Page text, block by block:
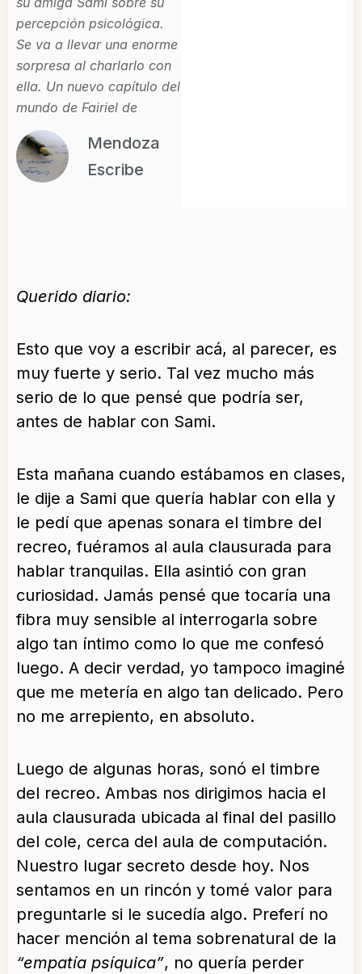
percepción psicológica.
Se va a llevar una enorme
sorpresa al charlarlo con
ella. Un nuevo capítulo del
mundo de Fairiel de
Mendoza
Escribe
Querido diario:
Esto que voy a escribir acá, al parecer, es
muy fuerte y serio. Tal vez mucho más
serio de lo que pensé que podría ser,
antes de hablar con Sami.
Esta mañana cuando estábamos en clases,
le dije a Sami que quería hablar con ella y
le pedí que apenas sonara el timbre del
recreo, fuéramos al aula clausurada para
hablar tranquilas. Ella asintió con gran
curiosidad. Jamás pensé que tocaría una
fibra muy sensible al interrogarla sobre
algo tan íntimo como lo que me confesó
luego. A decir verdad, yo tampoco imaginé
que me metería en algo tan delicado. Pero
no me arrepiento, en absoluto.
Luego de algunas horas, sonó el timbre
del recreo. Ambas nos dirigimos hacia el
aula clausurada ubicada al final del pasillo
del cole, cerca del aula de computación.
Nuestro lugar secreto desde hoy. Nos
sentamos en un rincón y tomé valor para
preguntarle si le sucedía algo. Preferí no
hacer mención al tema sobrenatural de la
“empatía psíquica”, no quería perder